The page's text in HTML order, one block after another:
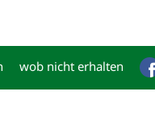
wob nicht erhalten